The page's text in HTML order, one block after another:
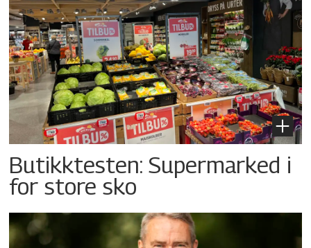
Butikktesten: Supermarked i
for store sko